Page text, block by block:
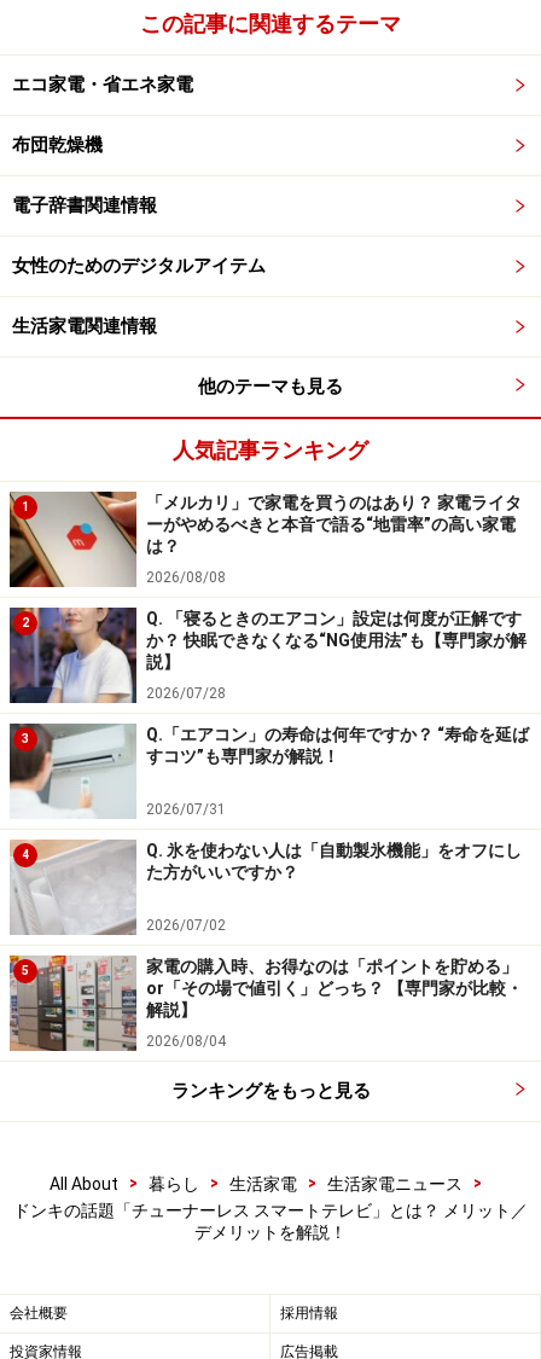
もし店頭などで見かけたら、同じサイズのチューナー搭
「テレビ放送の視聴・録画ができない」の
がチューナーレス スマートテレビのデメリ
ット
●テレビ放送を視聴・録画できない
テレビチューナーを搭載していないため、当然テレビ放
送の視聴や録画は一切できません。先ほど紹介したよう
に、「TVer」サービスによる民放番組の見逃し視聴はで
きるものの、「大画面でいつでも好きなテレビ番組を見
チューナーレス スマートテレビはどんな人
に向く？
では、チューナーレス スマートテレビはどんな人に向く
のでしょうか。
●YouTubeやNetflixなどのVODさえあればテレビ番組は
見なくていいという人
先ほども紹介したとおり、「ネット動画さえ見られれば
いい」という人がメインのターゲットになると思いま
す。
●テレビアンテナ端子のない部屋で動画を楽しみたいと
いう人
家によっては、テレビアンテナ端子が設置されていない
部屋もあります。ほかの部屋のアンテナ端子から分岐し
てケーブルをはわせるという手もありますが、よりスマ
ートに動画コンテンツを楽しみたいという人には、そも
そも視聴できないテレビチューナー非搭載のチューナー
●レコーダーで録画した番組を視聴するだけなのでチュ
も1つ、多い場合は3つ以上搭載されています。そのた
この記事に関連するテーマ
エコ家電・省エネ家電
布団乾燥機
電子辞書関連情報
女性のためのデジタルアイテム
生活家電関連情報
他のテーマも見る
人気記事ランキング
1
「メルカリ」で家電を買うのはあり？ 家電ライタ
ーがやめるべきと本音で語る“地雷率”の高い家電
は？
2026/08/08
2
Q. 「寝るときのエアコン」設定は何度が正解です
か？ 快眠できなくなる“NG使用法”も【専門家が解
説】
2026/07/28
3
Q.「エアコン」の寿命は何年ですか？ “寿命を延ば
すコツ”も専門家が解説！
2026/07/31
4
Q. 氷を使わない人は「自動製氷機能」をオフにし
た方がいいですか？
2026/07/02
5
家電の購入時、お得なのは「ポイントを貯める」
or「その場で値引く」どっち？ 【専門家が比較・
解説】
2026/08/04
ランキングをもっと見る
All About > 暮らし > 生活家電 > 生活家電ニュース
>
ドンキの話題「チューナーレス スマートテレビ」とは？ メリット／
デメリットを解説！
会社概要 採用情報
投資家情報 広告掲載